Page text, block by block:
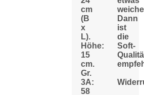
cm
(B
x
L).
Höhe:
15
cm.
Gr.
3A:
58
Dann
ist
die
Soft-